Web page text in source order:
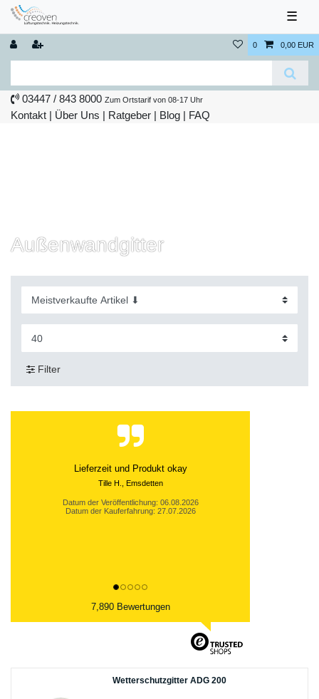
☰
0 0,00 EUR
03447 / 843 8000 Zum Ortstarif von 08-17 Uhr
Kontakt | Über Uns | Ratgeber | Blog | FAQ
Außenwandgitter
Filter
Lieferzeit und Produkt okay
Tille H., Emsdetten
Datum der Veröffentlichung: 06.08.2026
Datum der Kauferfahrung: 27.07.2026
7,890 Bewertungen
Wetterschutzgitter ADG 200